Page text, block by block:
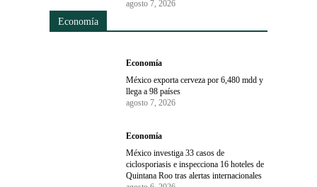
agosto 7, 2026
Economía
Economía
México exporta cerveza por 6,480 mdd y
llega a 98 países
agosto 7, 2026
Economía
México investiga 33 casos de
ciclosporiasis e inspecciona 16 hoteles de
Quintana Roo tras alertas internacionales